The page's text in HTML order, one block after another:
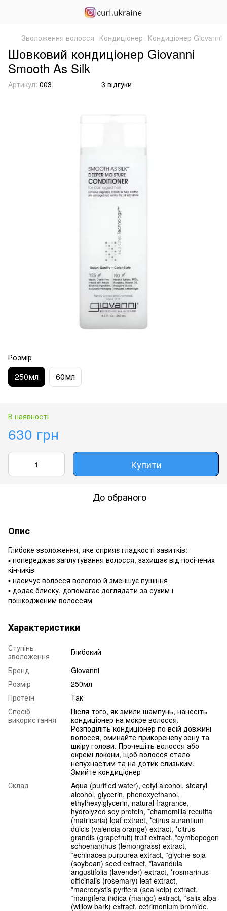
Зволоження волосся Кондиціонер Кондиціонер Giovanni
Шовковий кондиціонер Giovanni
Smooth As Silk
Артикул: 003 3 відгуки
Розмір
250мл 60мл
В наявності
630 грн
Купити
До обраного
Опис
Глибоке зволоження, яке сприяє гладкості завитків:
▪️ попереджає заплутування волосся, захищає від посічених
кінчиків
▪️ насичує волосся вологою й зменшує пушіння
▪️ додає блиску, допомагає доглядати за сухим і
пошкодженим волоссям
Характеристики
Ступінь
зволоження
Глибокий
Бренд
Giovanni
Розмір
250мл
Протеїн
Так
Спосіб
використання
Після того, як змили шампунь, нанесіть
кондиціонер на мокре волосся.
Розподіліть кондиціонер по всій довжині
волосся, оминайте прикореневу зону та
шкіру голови. Прочешіть волосся або
окремі локони, щоб волосся стало
непухнастим та на дотик слизьким.
Змийте кондиціонер
Склад
Aqua (purified water), cetyl alcohol, stearyl
alcohol, glycerin, phenoxyethanol,
ethylhexylglycerin, natural fragrance,
hydrolyzed soy protein, *chamomilla recutita
(matricaria) leaf extract, *citrus aurantium
dulcis (valencia orange) extract, *citrus
grandis (grapefruit) fruit extract, *cymbopogon
schoenanthus (lemongrass) extract,
*echinacea purpurea extract, *glycine soja
(soybean) seed extract, *lavandula
angustifolia (lavender) extract, *rosmarinus
officinalis (rosemary) leaf extract,
*macrocystis pyrifera (sea kelp) extract,
*mangifera indica (mango) extract, *salix alba
(willow bark) extract, cetrimonium bromide.